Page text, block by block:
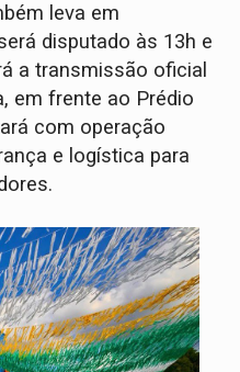
leva em
disputado às 13h e
a transmissão oficial
em frente ao Prédio
com operação
e logística para